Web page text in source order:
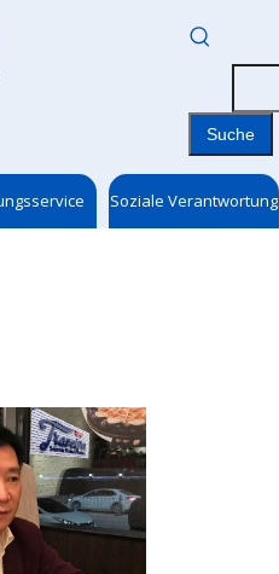
Suche
Soziale Verantwortung